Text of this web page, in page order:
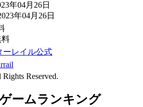
年04月26日
年04月26日
料
ーレイル公式
Reserved.
ームランキング